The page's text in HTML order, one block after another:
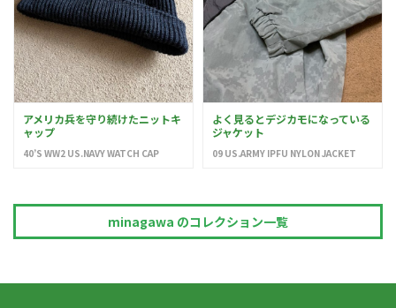
アメリカ兵を守り続けたニットキ
ャップ
40’S WW2 US.NAVY WATCH CAP
よく見るとデジカモになっている
ジャケット
09 US.ARMY IPFU NYLON JACKET
minagawa のコレクション一覧